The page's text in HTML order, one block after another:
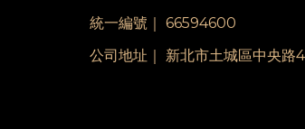
統一編號｜ 66594600
公司地址｜ 新北市土城區中央路